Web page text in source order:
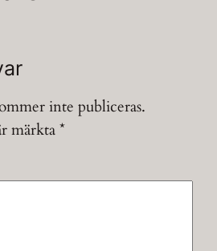
inte publiceras.
märkta*